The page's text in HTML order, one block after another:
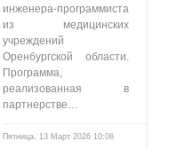
инженера-программиста
из медицинских
учреждений
Оренбургской области.
Программа,
реализованная в
партнерстве…
Пятница, 13 Март 2026 10:08